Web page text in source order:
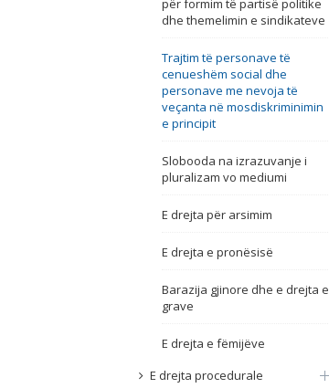
për formim të partisë politike
dhe themelimin e sindikateve
Trajtim të personave të
cenueshëm social dhe
personave me nevoja të
veçanta në mosdiskriminimin
e principit
Slobooda na izrazuvanje i
pluralizam vo mediumi
E drejta për arsimim
E drejta e pronësisë
Barazija gjinore dhe e drejta e
grave
E drejta e fëmijëve
E drejta procedurale